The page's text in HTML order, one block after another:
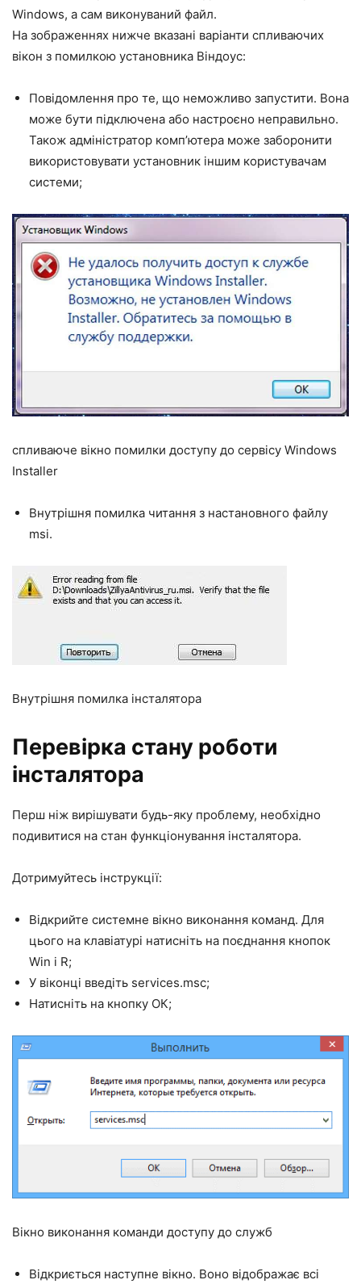
Windows, а сам виконуваний файл.
На зображеннях нижче вказані варіанти спливаючих
вікон з помилкою установника Віндоус:
Повідомлення про те, що неможливо запустити. Вона
може бути підключена або настроєно неправильно.
Також адміністратор комп’ютера може заборонити
використовувати установник іншим користувачам
системи;
спливаюче вікно помилки доступу до сервісу Windows
Installer
Внутрішня помилка читання з настановного файлу
msi.
Внутрішня помилка інсталятора
Перевірка стану роботи
інсталятора
Перш ніж вирішувати будь-яку проблему, необхідно
подивитися на стан функціонування інсталятора.
Дотримуйтесь інструкції:
Відкрийте системне вікно виконання команд. Для
цього на клавіатурі натисніть на поєднання кнопок
Win і R;
У віконці введіть services.msc;
Натисніть на кнопку ОК;
Вікно виконання команди доступу до служб
Відкриється наступне вікно. Воно відображає всі